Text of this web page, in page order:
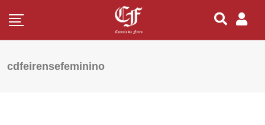
cdfeirensefeminino